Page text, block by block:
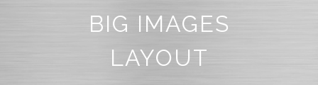
BIG IMAGES
LAYOUT